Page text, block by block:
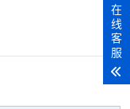
在
线
客
服